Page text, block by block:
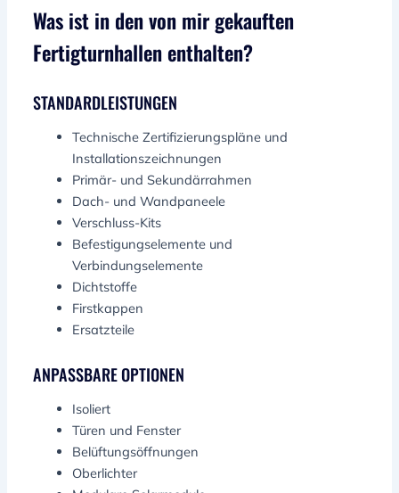
Was ist in den von mir gekauften
Fertigturnhallen enthalten?
STANDARDLEISTUNGEN
Technische Zertifizierungspläne und
Installationszeichnungen
Primär- und Sekundärrahmen
Dach- und Wandpaneele
Verschluss-Kits
Befestigungselemente und
Verbindungselemente
Dichtstoffe
Firstkappen
Ersatzteile
ANPASSBARE OPTIONEN
Isoliert
Türen und Fenster
Belüftungsöffnungen
Oberlichter